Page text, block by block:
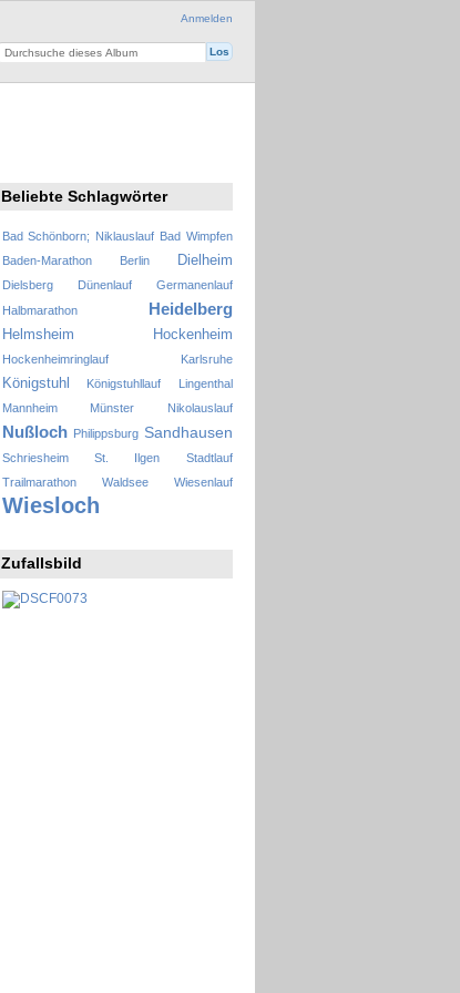
Anmelden
Beliebte Schlagwörter
Bad Schönborn; Niklauslauf Bad Wimpfen
Baden-Marathon
Berlin Dielheim
Dielsberg Dünenlauf
Germanenlauf
Halbmarathon
Heidelberg
Helmsheim Hockenheim
Hockenheimringlauf Karlsruhe
Königstuhl Königstuhllauf
Lingenthal
Mannheim
Münster Nikolauslauf
Nußloch Philippsburg Sandhausen
Schriesheim St. Ilgen
Stadtlauf
Trailmarathon
Waldsee Wiesenlauf
Wiesloch
Zufallsbild